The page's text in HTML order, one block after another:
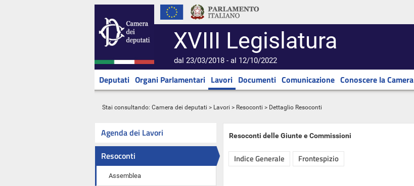
XVIII Legislatura
dal 23/03/2018 - al 12/10/2022
Deputati Organi Parlamentari Lavori Documenti Comunicazione Conoscere la Camera
Stai consultando: Camera dei deputati > Lavori > Resoconti > Dettaglio Resoconti
Agenda dei Lavori
Resoconti
Assemblea
Resoconti delle Giunte e Commissioni
Indice Generale Frontespizio